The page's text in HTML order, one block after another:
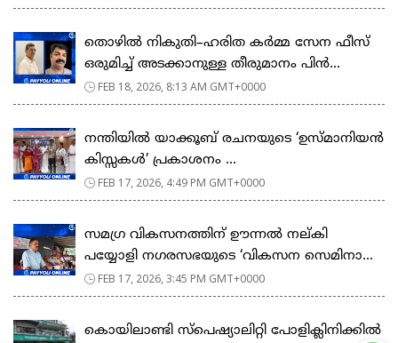
തൊഴിൽ നികുതി–ഹരിത കർമ്മ സേന ഫീസ്
ഒരുമിച്ച് അടക്കാനുള്ള തീരുമാനം പിൻ...
FEB 18, 2026, 8:13 AM GMT+0000
നന്തിയിൽ യാക്കൂബ് രചനയുടെ ‘ഉസ്മാനിയൻ
കിസ്സകൾ’ പ്രകാശനം ...
FEB 17, 2026, 4:49 PM GMT+0000
സമഗ്ര വികസനത്തിന് ഊന്നൽ നല്കി
പയ്യോളി നഗരസഭയുടെ ‘വികസന സെമിനാ...
FEB 17, 2026, 3:45 PM GMT+0000
കൊയിലാണ്ടി സ്പെഷ്യാലിറ്റി പോളിക്ലിനിക്കിൽ